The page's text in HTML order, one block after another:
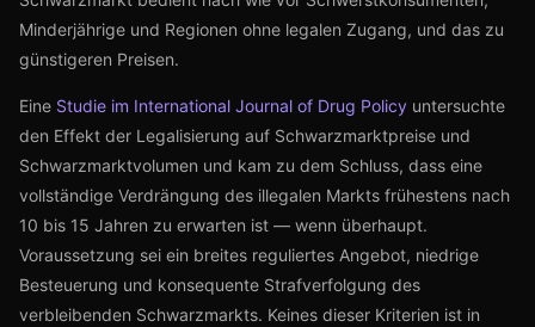
Minderjährige und Regionen ohne legalen Zugang, und das zu
günstigeren Preisen.
Eine Studie im International Journal of Drug Policy untersuchte
den Effekt der Legalisierung auf Schwarzmarktpreise und
Schwarzmarktvolumen und kam zu dem Schluss, dass eine
vollständige Verdrängung des illegalen Markts frühestens nach
10 bis 15 Jahren zu erwarten ist — wenn überhaupt.
Voraussetzung sei ein breites reguliertes Angebot, niedrige
Besteuerung und konsequente Strafverfolgung des
verbleibenden Schwarzmarkts. Keines dieser Kriterien ist in